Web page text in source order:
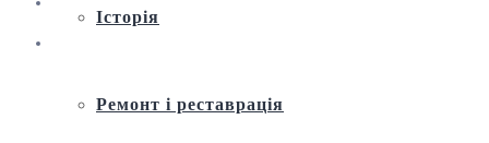
Історія
Ремонт і реставрація